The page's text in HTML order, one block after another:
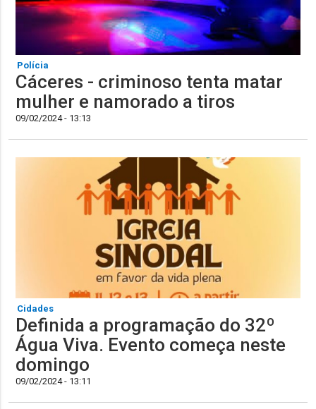
Polícia
Cáceres - criminoso tenta matar
mulher e namorado a tiros
09/02/2024 - 13:13
Cidades
Definida a programação do 32º
Água Viva. Evento começa neste
domingo
09/02/2024 - 13:11